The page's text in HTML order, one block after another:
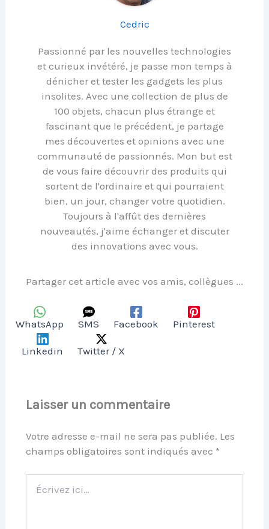
Cedric
Passionné par les nouvelles technologies
et curieux invétéré, je passe mon temps à
dénicher et tester les gadgets les plus
insolites. Avec une collection de plus de
100 objets, chacun plus étrange et
fascinant que le précédent, je partage
mes découvertes et opinions avec une
communauté de passionnés. Mon but est
de vous faire découvrir des produits qui
sortent de l'ordinaire et qui pourraient
bien, un jour, changer votre quotidien.
Toujours à l'affût des dernières
nouveautés, j'aime échanger et discuter
des innovations avec vous.
Partager cet article avec vos amis, collègues ...
WhatsApp SMS Facebook Pinterest
Linkedin Twitter / X
Laisser un commentaire
Votre adresse e-mail ne sera pas publiée. Les
champs obligatoires sont indiqués avec *
ici…